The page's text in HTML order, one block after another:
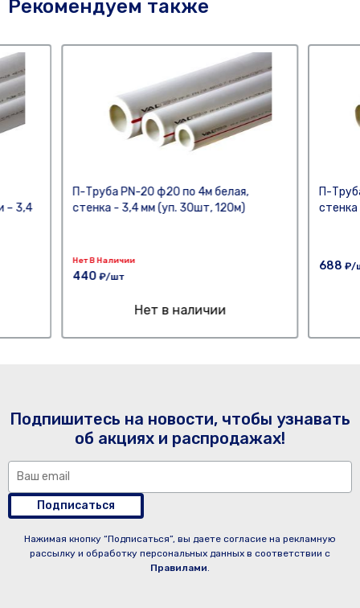
Рекомендуем также
– 3,4
П-Труба PN-20 ф20 по 4м белая,
стенка - 3,4 мм (уп. 30шт, 120м)
Нет В Наличии
440 ₽/шт
Нет в наличии
П-
688 ₽/
Подпишитесь на новости, чтобы узнавать
об акциях и распродажах!
Подписаться
Нажимая кнопку “Подписаться”, вы даете согласие на рекламную
рассылку и обработку персональных данных в соответствии с
Правилами.